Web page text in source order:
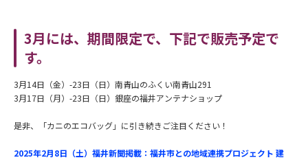
3月には、期間限定で、下記で販売予定で
す。
3月14日（金）-23日（日）南青山のふくい南青山291
3月17日（月）-23日（日）銀座の福井アンテナショップ
是非、「カニのエコバッグ」に引き続きご注目ください！
2025年2月8日（土）福井新聞掲載：福井市との地域連携プロジェクト 建